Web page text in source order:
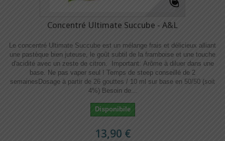
Concentré Ultimate Succube - A&L
Le concentré Ultimate Succube est un mélange frais et délicieux alliant
une pastèque bien juteuse, le goût subtil de la framboise et une touche
d'acidité avec un zeste de citron. Important: Arôme à diluer dans une
base. Ne pas vaper seul ! Temps de steep conseillé de 2
semainesDosage à partir de 26 gouttes / 10 ml sur base en 50/50 (soit
4%) Besoin de...
Disponibile
13,90 €